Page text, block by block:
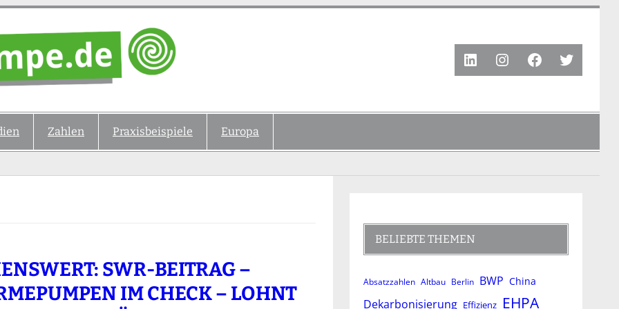
LinkedInInstagram
Facebook
Twitter
Zahlen Praxisbeispiele Europa
SWR-BEITRAG –
IM CHECK – LOHNT
BELIEBTE THEMEN
Absatzzahlen Altbau Berlin BWP China
Dekarbonisierung Effizienz EHPA